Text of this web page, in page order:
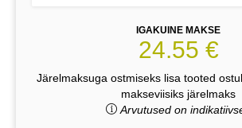
IGAKUINE MAKSE
24.55 €
Järelmaksuga ostmiseks lisa tooted
makseviisiks järelmaks
Arvutused on